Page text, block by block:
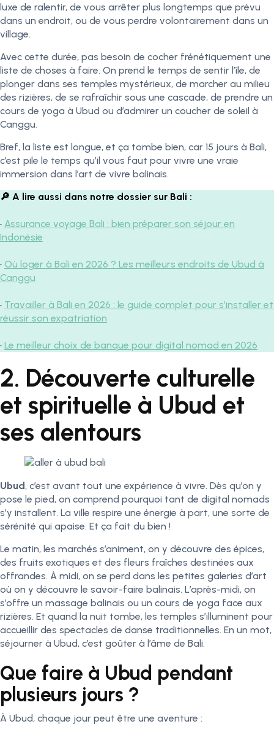
luxe de ralentir, de vous arrêter plus longtemps que prévu
dans un endroit, ou de vous perdre volontairement dans un
village.
Avec cette durée, pas besoin de cocher frénétiquement une
liste de choses à faire. On prend le temps de sentir l’île, de
plonger dans ses temples mystérieux, de marcher au milieu
des rizières, de se rafraîchir sous une cascade, de prendre un
cours de yoga à Ubud ou d’admirer un coucher de soleil à
Canggu.
Bref, la liste est longue, et ça tombe bien, car 15 jours à Bali,
c’est pile le temps qu’il vous faut pour vivre une vraie
immersion dans l’art de vivre balinais.
🔎​ A lire aussi dans notre dossier sur Bali :
• Assurance voyage Bali : bien préparer son séjour en
Indonésie
• Où loger à Bali en 2026 ? Les meilleurs endroits de Ubud à
Canggu
• Travailler à Bali en 2026 : le guide complet pour s’installer et
réussir son expatriation
• Le meilleur choix de banque pour digital nomad en 2026
2. Découverte culturelle
et spirituelle à Ubud et
ses alentours
Ubud, c’est avant tout une expérience à vivre. Dès qu’on y
pose le pied, on comprend pourquoi tant de digital nomads
s’y installent. La ville respire une énergie à part, une sorte de
sérénité qui apaise. Et ça fait du bien !
Le matin, les marchés s’animent, on y découvre des épices,
des fruits exotiques et des fleurs fraîches destinées aux
offrandes. À midi, on se perd dans les petites galeries d’art
où on y découvre le savoir-faire balinais. L’après-midi, on
s’offre un massage balinais ou un cours de yoga face aux
rizières. Et quand la nuit tombe, les temples s’illuminent pour
accueillir des spectacles de danse traditionnelles. En un mot,
séjourner à Ubud, c’est goûter à l’âme de Bali.
Que faire à Ubud pendant
plusieurs jours ?
À Ubud, chaque jour peut être une aventure :